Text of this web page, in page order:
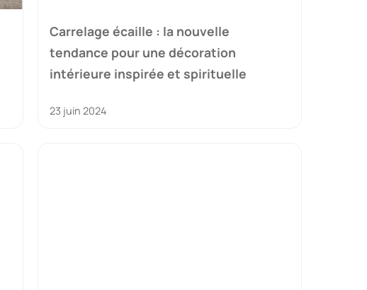
Carrelage écaille : la nouvelle
tendance pour une décoration
intérieure inspirée et spirituelle
23 juin 2024